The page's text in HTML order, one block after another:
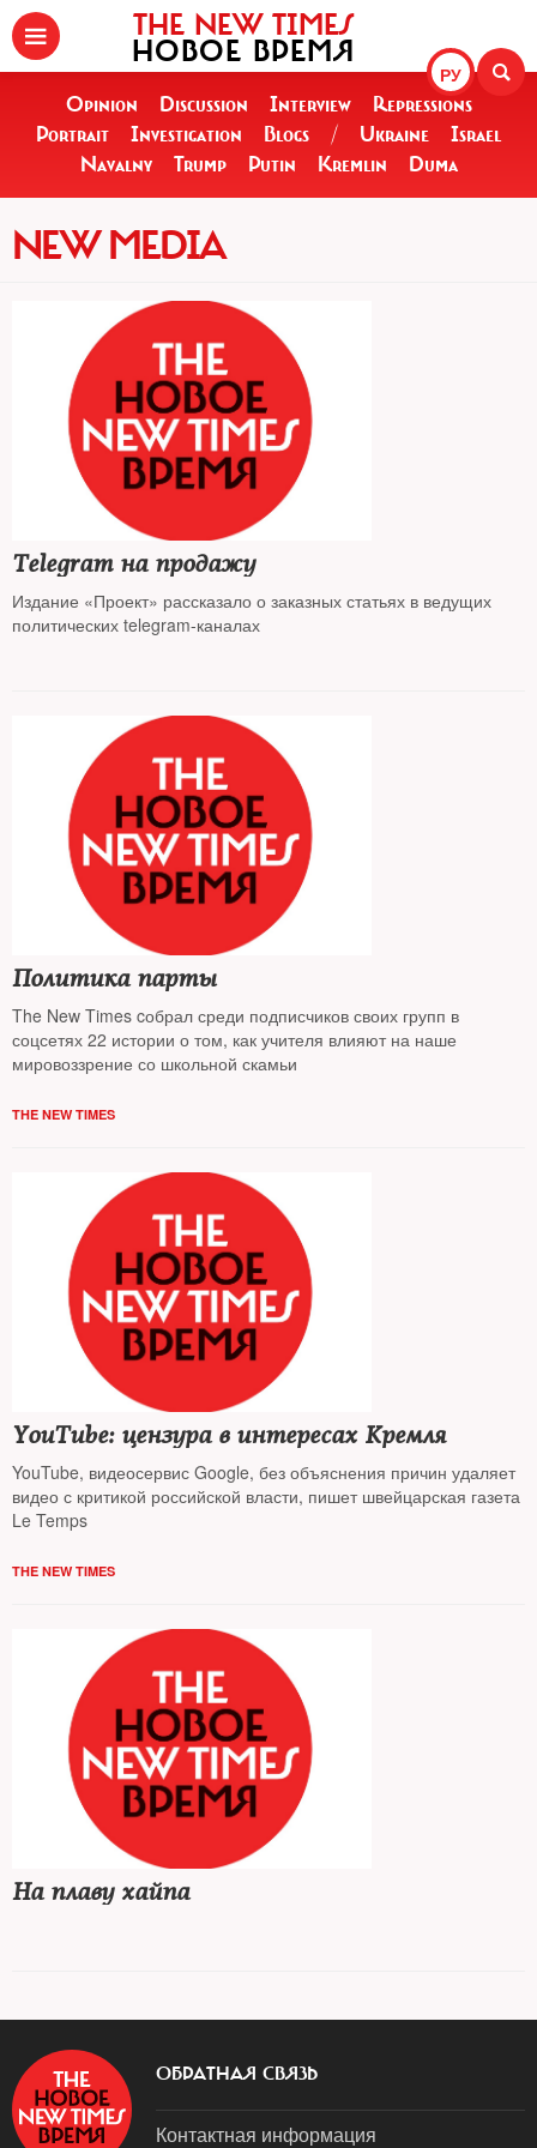
РУ
THE NEW TIMES
НОВОЕ ВРЕМЯ
Opinion Discussion Interview
Repressions
Portrait
Investigation Blogs / Ukraine
Israel
Navalny
Trump Putin Kremlin Duma
NEW MEDIA
Telegram на продажу
Издание «Проект» рассказало о заказных статьях в ведущих
политических telegram-каналах
Политика парты
The New Times cобрал среди подписчиков своих групп в
соцсетях 22 истории о том, как учителя влияют на наше
мировоззрение со школьной скамьи
THE NEW TIMES
YouTube: цензура в интересах Кремля
YouTube, видеосервис Google, без объяснения причин удаляет
видео с критикой российской власти, пишет швейцарская газета
Le Temps
THE NEW TIMES
На плаву хайпа
ОБРАТНАЯ СВЯЗЬ
Контактная информация